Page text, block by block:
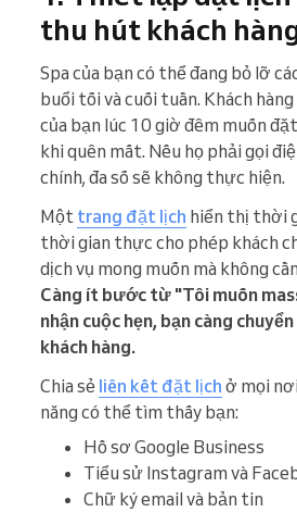
thu hút khách
Spa của bạn có thể đang bỏ lỡ
buổi tối và cuối tuần. Khách
của bạn lúc 10 giờ đêm muốn
khi quên mất. Nếu họ phải gọi
chính, đa số sẽ không thực hiện.
Một trang đặt lịch hiển thị thời
thời gian thực cho phép khách
dịch vụ mong muốn mà không
Càng ít bước từ "Tôi muốn
nhận cuộc hẹn, bạn càng
khách hàng.
Chia sẻ liên kết đặt lịch ở mọi
năng có thể tìm thấy bạn:
Hồ sơ Google Business
Tiểu sử Instagram và
Chữ ký email và bản tin